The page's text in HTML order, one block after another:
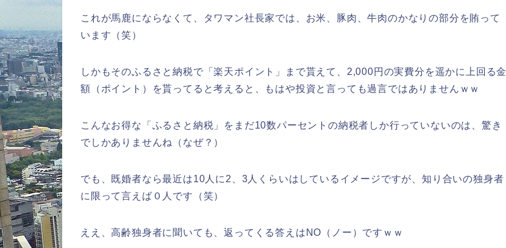
これが馬鹿にならなくて、タワマン社長家では、お米、豚肉、牛肉のかなりの部分を賄って
います（笑）
しかもそのふるさと納税で「楽天ポイント」まで貰えて、2,000円の実費分を遥かに上回る金
額（ポイント）を貰ってると考えると、もはや投資と言っても過言ではありませんｗｗ
こんなお得な「ふるさと納税」をまだ10数パーセントの納税者しか行っていないのは、驚き
でしかありませんね（なぜ？）
でも、既婚者なら最近は10人に2、3人くらいはしているイメージですが、知り合いの独身者
に限って言えば０人です（笑）
ええ、高齢独身者に聞いても、返ってくる答えはNO（ノー）ですｗｗ